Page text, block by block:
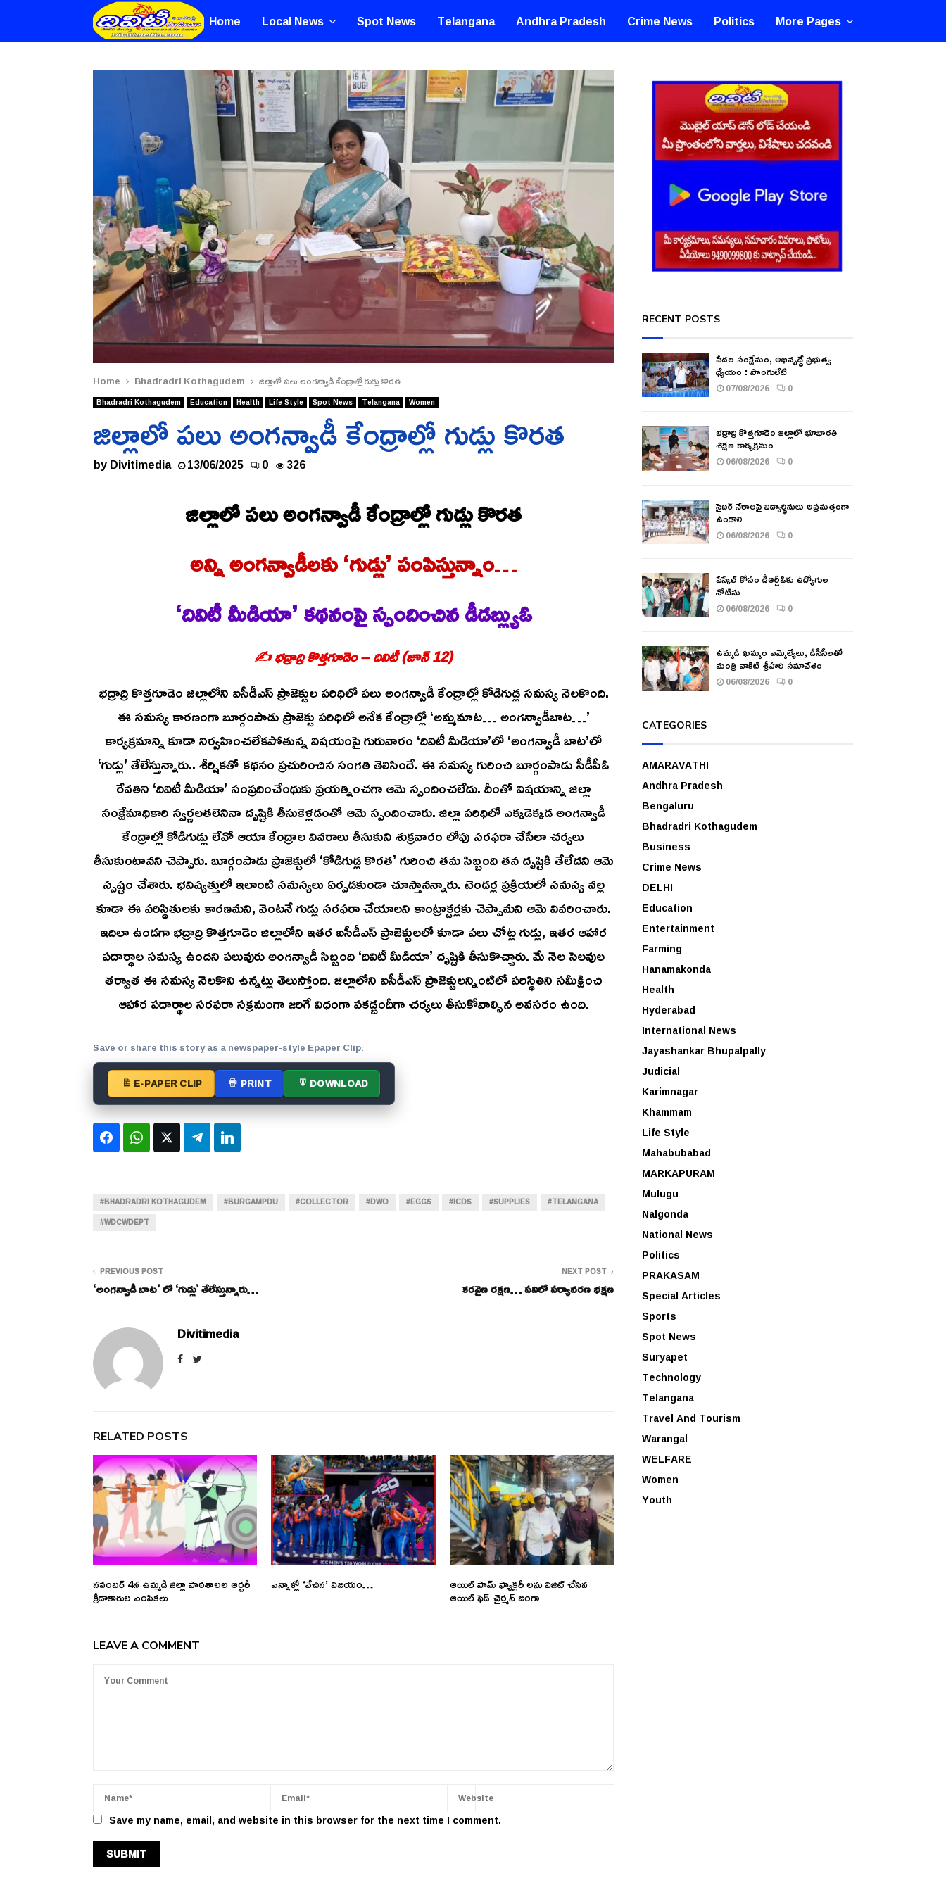
Home Local News Spot News Telangana Andhra Pradesh Crime News Politics More Pages
Home Bhadradri Kothagudem జిల్లాలో పలు అంగన్వాడీ కేంద్రాల్లో గుడ్లు కొరత
Bhadradri Kothagudem Education Health Life Style Spot News Telangana Women
జిల్లాలో పలు అంగన్వాడీ కేంద్రాల్లో గుడ్లు కొరత
byDivitimedia 13/06/2025 0 326
జిల్లాలో పలు అంగన్వాడీ కేంద్రాల్లో గుడ్లు కొరత
అన్ని అంగన్వాడీలకు ‘గుడ్లు’ పంపిస్తున్నాం…
‘దివిటీ మీడియా’ కథనంపై స్పందించిన డీడబ్ల్యుఓ
✍️ భద్రాద్రి కొత్తగూడెం – దివిటీ (జూన్ 12)
భద్రాద్రి కొత్తగూడెం జిల్లాలోని ఐసీడీఎస్ ప్రాజెక్టుల పరిధిలో పలు అంగన్వాడీ కేంద్రాల్లో కోడిగుడ్ల సమస్య నెలకొంది.
ఈ సమస్య కారణంగా బూర్గంపాడు ప్రాజెక్టు పరిధిలో అనేక కేంద్రాల్లో ‘అమ్మమాట… అంగన్వాడీబాట…’
కార్యక్రమాన్ని కూడా నిర్వహించలేకపోతున్న విషయంపై గురువారం ‘దివిటీ మీడియా’లో ‘అంగన్వాడీ బాట’లో
‘గుడ్లు’ తేలేస్తున్నారు.. శీర్షికతో కథనం ప్రచురించిన సంగతి తెలిసిందే. ఈ సమస్య గురించి బూర్గంపాడు సీడీపీఓ
రేవతిని ‘దివిటీ మీడియా’ సంప్రదించేంథుకు ప్రయత్నించగా ఆమె స్పందించలేదు. దీంతో విషయాన్ని జిల్లా
సంక్షేమాధికారి స్వర్ణలతలెనినా దృష్టికి తీసుకెళ్లడంతో ఆమె స్పందించారు. జిల్లా పరిధిలో ఎక్కడెక్కడ అంగన్వాడీ
కేంద్రాల్లో కోడిగుడ్లు లేవో ఆయా కేంద్రాల వివరాలు తీసుకుని శుక్రవారం లోపు సరఫరా చేసేలా చర్యలు
తీసుకుంటానని చెప్పారు. బూర్గంపాడు ప్రాజెక్టులో ‘కోడిగుడ్ల కొరత’ గురించి తమ సిబ్బంది తన దృష్టికి తేలేదని ఆమె
స్పష్టం చేశారు. భవిష్యత్తులో ఇలాంటి సమస్యలు ఏర్పడకుండా చూస్తానన్నారు. టెండర్ల ప్రక్రియలో సమస్య వల్ల
కూడా ఈ పరిస్థితులకు కారణమని, వెంటనే గుడ్లు సరఫరా చేయాలని కాంట్రాక్టర్లకు చెప్పామని ఆమె వివరించారు.
ఇదిలా ఉండగా భద్రాద్రి కొత్తగూడెం జిల్లాలోని ఇతర ఐసీడీఎస్ ప్రాజెక్టులలో కూడా పలు చోట్ల గుడ్లు, ఇతర ఆహార
పదార్థాల సమస్య ఉందని పలువురు అంగన్వాడీ సిబ్బంది ‘దివిటీ మీడియా’ దృష్టికి తీసుకొచ్చారు. మే నెల సెలవుల
తర్వాత ఈ సమస్య నెలకొని ఉన్నట్లు తెలుస్తోంది. జిల్లాలోని ఐసీడీఎస్ ప్రాజెక్టులన్నింటిలో పరిస్థితిని సమీక్షించి
ఆహార పదార్థాల సరఫరా సక్రమంగా జరిగే విధంగా పకడ్బందీగా చర్యలు తీసుకోవాల్సిన అవసరం ఉంది.
Save or share this story as a newspaper-style Epaper Clip:
E-PAPER CLIP PRINT DOWNLOAD
FacebookWhatsApp
Twitter Telegram
#BHADRADRI KOTHAGUDEM #BURGAMPDU #COLLECTOR #DWO #EGGS #ICDS #SUPPLIES
#TELANGANA
#WDCWDEPT
PREVIOUS POST
‘అంగన్వాడీ బాట’ లో ‘గుడ్లు’ తేలేస్తున్నారు…
NEXT POST
కరవైణ రక్షణ… పనిలో పర్యావరణ భక్షణ
Divitimedia
RELATED POSTS
నవంబర్ 4న ఉమ్మడి జిల్లా పాఠశాలల ఆర్చరీ
క్రీడాకారుల ఎంపికలు
ఎన్నాళ్లో ‘వేచిన’ విజయం… ఆయిల్ పామ్ ఫ్యాక్టరీ లను విజిట్ చేసిన
ఆయిల్ ఫెడ్ చైర్మన్ జంగా
LEAVE A COMMENT
Save my name, email, and website in this browser for the next time I comment.
RECENT POSTS
పేదల సంక్షేమం, అభివృద్ధే ప్రభుత్వ
ధ్యేయం : పొంగులేటి
07/08/2026 0
భద్రాద్రి కొత్తగూడెం జిల్లాలో భూభారతి
శిక్షణ కార్యక్రమం
06/08/2026 0
సైబర్ నేరాలపై విద్యార్థినులు అప్రమత్తంగా
ఉండాలి
06/08/2026 0
పేస్కేల్ కోసం డీఆర్డీఓకు ఉద్యోగుల
నోటీసు
06/08/2026 0
ఉమ్మడి ఖమ్మం ఎమ్మెల్యేలు, డీసీసీలతో
మంత్రి వాకిటి శ్రీహరి సమావేశం
06/08/2026 0
CATEGORIES
AMARAVATHI
Andhra Pradesh
Bengaluru
Bhadradri Kothagudem
Business
Crime News
DELHI
Education
Entertainment
Farming
Hanamakonda
Health
Hyderabad
International News
Jayashankar Bhupalpally
Judicial
Karimnagar
Khammam
Life Style
Mahabubabad
MARKAPURAM
Mulugu
Nalgonda
National News
Politics
PRAKASAM
Special Articles
Sports
Spot News
Suryapet
Technology
Telangana
Travel And Tourism
Warangal
WELFARE
Women
Youth